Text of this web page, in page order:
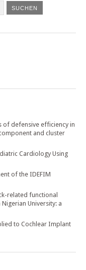
SUCHEN
defensive efficiency in
and cluster
Cardiology Using
of the IDEFIM
related functional
University: a
to Cochlear Implant